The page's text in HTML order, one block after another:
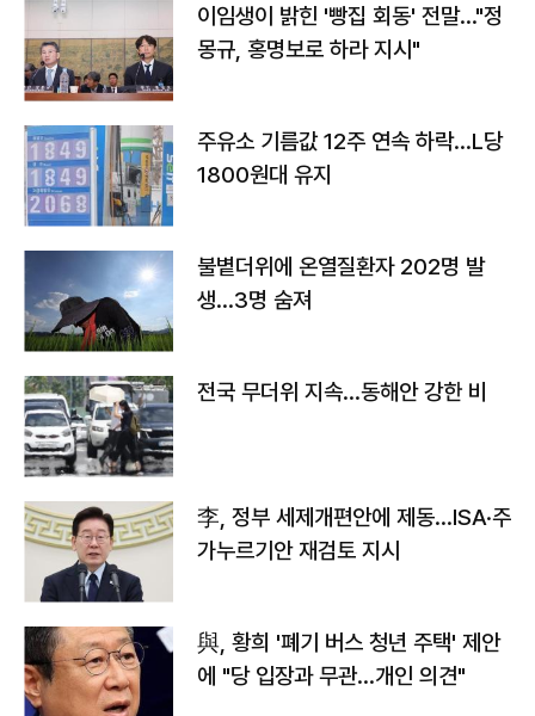
이임생이 밝힌 '빵집 회동' 전말…"정
몽규, 홍명보로 하라 지시"
주유소 기름값 12주 연속 하락…L당
1800원대 유지
불볕더위에 온열질환자 202명 발
생…3명 숨져
전국 무더위 지속…동해안 강한 비
李, 정부 세제개편안에 제동…ISA·주
가누르기안 재검토 지시
與, 황희 '폐기 버스 청년 주택' 제안
에 "당 입장과 무관…개인 의견"